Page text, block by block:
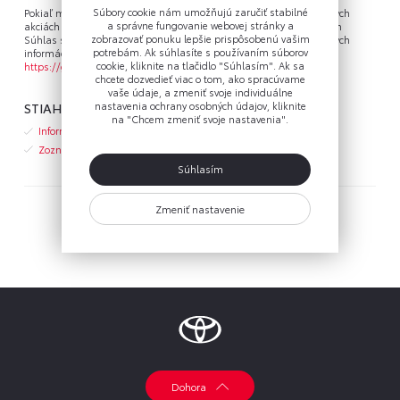
Pokiaľ máte záujem od nás naďalej dostávať informácie o aktuálnych
akciách a ponukách zo sveta značiek Toyota a Lexus, vyplňte prosím
Súhlas so spracovaním osobných údajov a so zasielaním obchodných
informácií jednoduchou aktiváciou svojho osobného profilu na
https://gdpr.toyota.sk/, kde nájdete všetky potrebné informácie.
STIAHNUŤ
Informačné oznámenie o spracovaní osobných údajov (pdf)
Zoznam Sprostredkovateľov (pdf)
Hlavná stránka
Dohora
Súbory cookie nám umožňujú zaručiť stabilné
a správne fungovanie webovej stránky a
zobrazovať ponuku lepšie prispôsobenú vašim
potrebám. Ak súhlasíte s používaním súborov
cookie, kliknite na tlačidlo "Súhlasím". Ak sa
chcete dozvedieť viac o tom, ako spracúvame
vaše údaje, a zmeniť svoje individuálne
nastavenia ochrany osobných údajov, kliknite
na "Chcem zmeniť svoje nastavenia".
Súhlasím
Zmeniť nastavenie